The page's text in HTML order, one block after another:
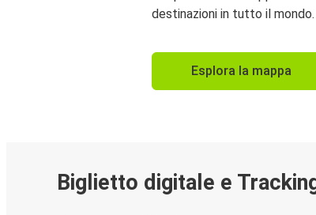
destinazioni in tutto il mondo.
Esplora la mappa
Biglietto digitale e